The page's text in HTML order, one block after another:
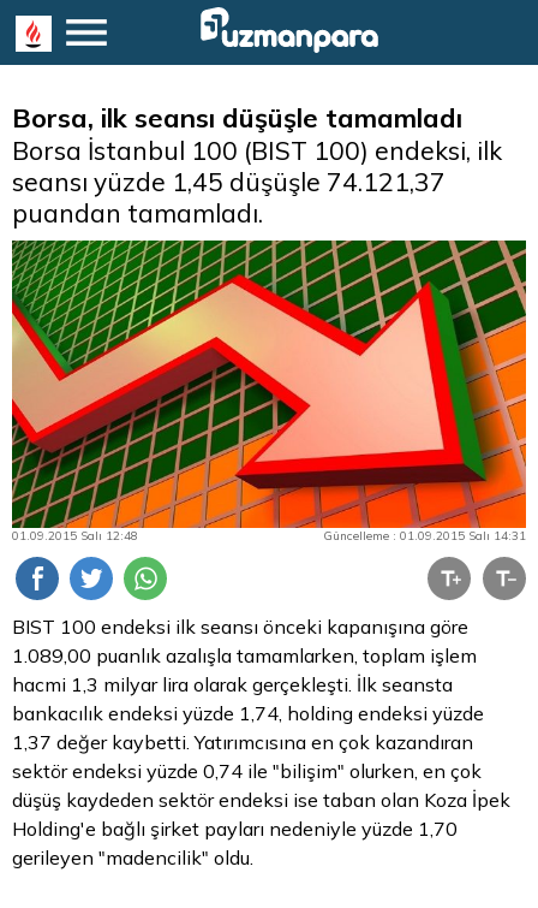
Borsa, ilk seansı düşüşle tamamladı
Borsa İstanbul 100 (BIST 100) endeksi, ilk
seansı yüzde 1,45 düşüşle 74.121,37
puandan tamamladı.
01.09.2015 Salı 12:48 Güncelleme : 01.09.2015 Salı 14:31
BIST 100 endeksi ilk seansı önceki kapanışına göre
1.089,00 puanlık azalışla tamamlarken, toplam işlem
hacmi 1,3 milyar lira olarak gerçekleşti. İlk seansta
bankacılık endeksi yüzde 1,74, holding endeksi yüzde
1,37 değer kaybetti. Yatırımcısına en çok kazandıran
sektör endeksi yüzde 0,74 ile "bilişim" olurken, en çok
düşüş kaydeden sektör endeksi ise taban olan Koza İpek
Holding'e bağlı şirket payları nedeniyle yüzde 1,70
gerileyen "madencilik" oldu.